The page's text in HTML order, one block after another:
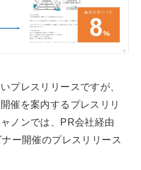
プレスリリースですが、
催を案内するプレスリリ
ノンでは、PR会社経由
ー開催のプレスリリース